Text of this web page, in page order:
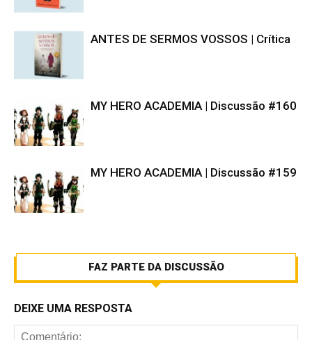
ANTES DE SERMOS VOSSOS | Crítica
MY HERO ACADEMIA | Discussão #160
MY HERO ACADEMIA | Discussão #159
FAZ PARTE DA DISCUSSÃO
DEIXE UMA RESPOSTA